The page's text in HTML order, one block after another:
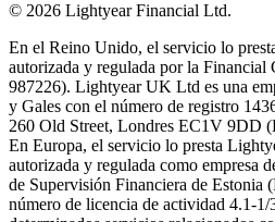
© 2026 Lightyear Financial Ltd.
En el Reino Unido, el servicio lo
autorizada y regulada por la
987226). Lightyear UK Ltd es una
y Gales con el número de registro
260 Old Street, Londres EC1V 9DD
En Europa, el servicio lo presta
autorizada y regulada como empresa
de Supervisión Financiera de Estonia
número de licencia de actividad 4.1-1/